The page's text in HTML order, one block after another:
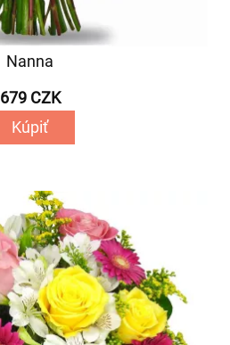
Nanna
679 CZK
Kúpiť